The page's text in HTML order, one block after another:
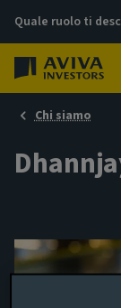
Quale ruolo ti
Chi siamo